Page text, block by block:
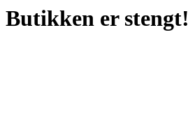
Butikken er stengt!